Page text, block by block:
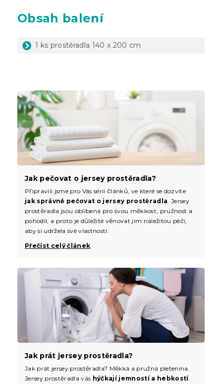
Obsah balení
1 ks prostěradla 140 x 200 cm
Jak prát jersey prostěradla?
Jak prát jersey prostěradla? Měkká a pružná pletenina.
Jersey prostěradla vás hýčkají jemností a hebkostí.
Jak pečovat o jersey prostěradla?
Připravili jsme pro Vás sérii článků, ve které se dozvíte
jak správně pečovat o jersey prostěradla . Jersey
prostěradla jsou oblíbená pro svou měkkost, pružnost a
pohodlí, a proto je důležité věnovat jim náležitou péči,
aby si udržela své vlastnosti.
Přečíst celý článek